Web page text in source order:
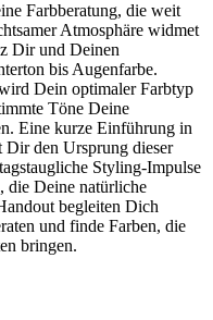
Farbberatung, die weit
Atmosphäre widmet
Dir und Deinen
bis Augenfarbe.
Dein optimaler Farbtyp
Töne Deine
Eine kurze Einführung in
Dir den Ursprung dieser
Styling-Impulse
die Deine natürliche
begleiten Dich
und finde Farben, die
bringen.